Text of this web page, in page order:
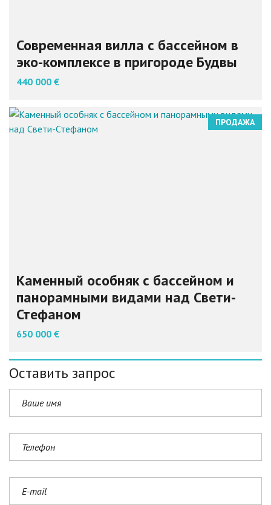
Современная вилла с бассейном в
эко-комплексе в пригороде Будвы
440 000 €
ПРОДАЖА
Каменный особняк с бассейном и
панорамными видами над Свети-
Стефаном
650 000 €
Оставить запрос